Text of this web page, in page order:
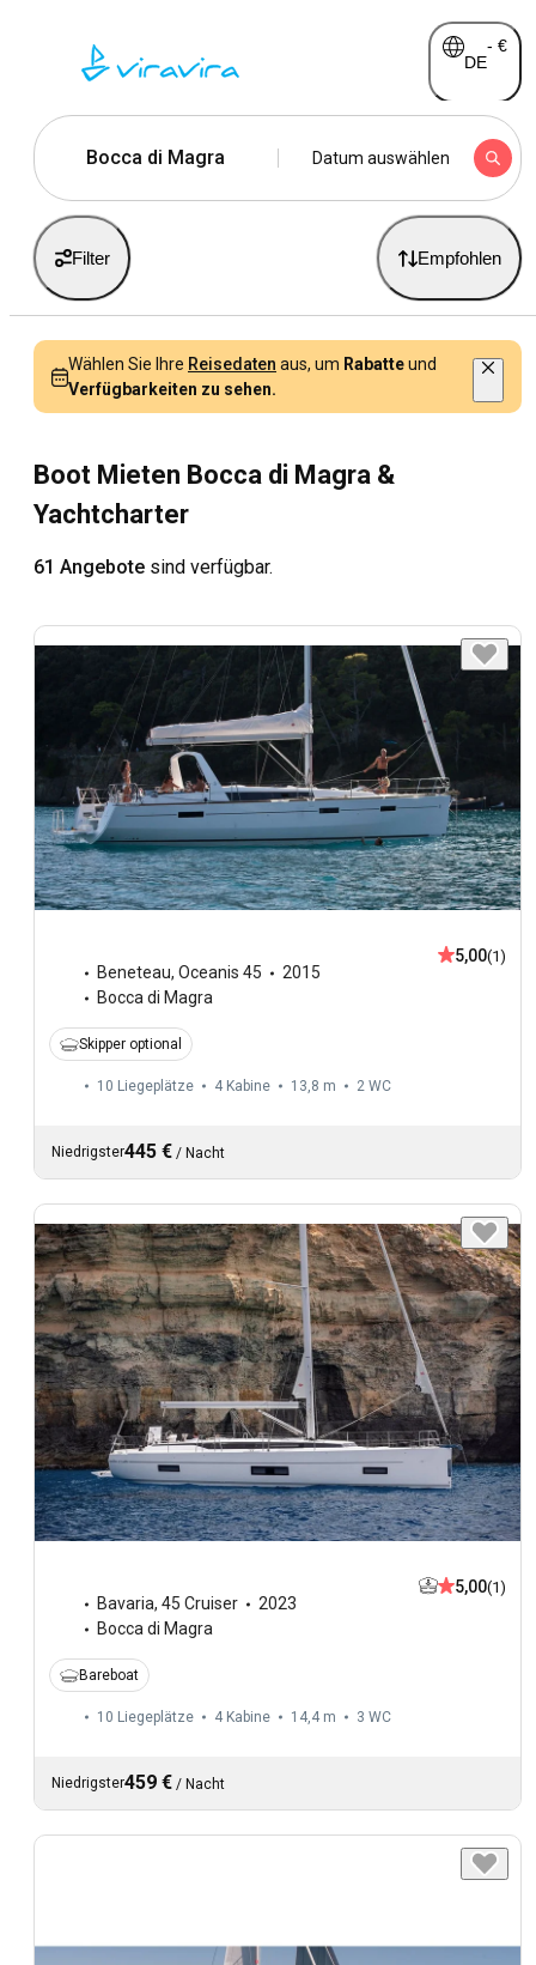
DE
- €
Bocca di Magra Datum auswählen
Filter Empfohlen
Wählen Sie Ihre Reisedaten aus, um Rabatteund
Verfügbarkeiten zu sehen.
Boot Mieten Bocca di Magra &
Yachtcharter
61 Angebote sind verfügbar.
Beneteau, Oceanis 45
2015
Bocca di Magra
5,00(1)
Skipper optional
10 Liegeplätze 4 Kabine 13,8 m 2 WC
Niedrigster445 € / Nacht
Bavaria, 45 Cruiser
2023
Bocca di Magra
5,00(1)
Bareboat
10 Liegeplätze 4 Kabine 14,4 m 3 WC
Niedrigster459 € / Nacht